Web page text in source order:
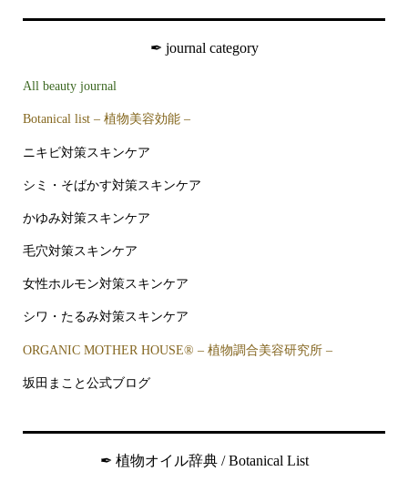
✒︎ journal category
All beauty journal
Botanical list – 植物美容効能 –
ニキビ対策スキンケア
シミ・そばかす対策スキンケア
かゆみ対策スキンケア
毛穴対策スキンケア
女性ホルモン対策スキンケア
シワ・たるみ対策スキンケア
ORGANIC MOTHER HOUSE®︎ – 植物調合美容研究所 –
坂田まこと公式ブログ
✒︎ 植物オイル辞典 / Botanical List